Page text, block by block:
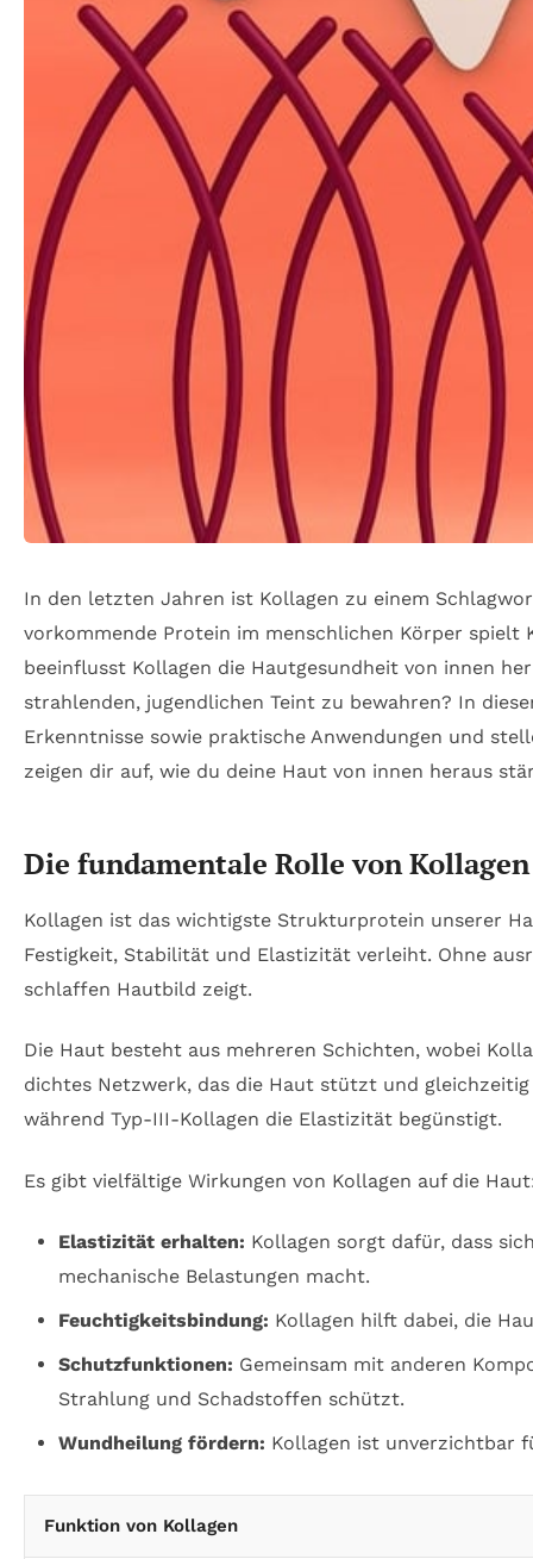
In den letzten Jahren ist Kollagen zu einem
vorkommende Protein im menschlichen Körper
beeinflusst Kollagen die Hautgesundheit von innen
strahlenden, jugendlichen Teint zu bewahren? In
Erkenntnisse sowie praktische Anwendungen und
zeigen dir auf, wie du deine Haut von innen heraus
Die fundamentale Rolle von
Kollagen ist das wichtigste Strukturprotein unserer
Festigkeit, Stabilität und Elastizität verleiht. Ohne
schlaffen Hautbild zeigt.
Die Haut besteht aus mehreren Schichten, wobei
dichtes Netzwerk, das die Haut stützt und
während Typ-III-Kollagen die Elastizität begünstigt.
Es gibt vielfältige Wirkungen von Kollagen auf die
Elastizität erhalten: Kollagen sorgt dafür, dass
mechanische Belastungen macht.
Feuchtigkeitsbindung: Kollagen hilft dabei, die
Schutzfunktionen: Gemeinsam mit anderen
Strahlung und Schadstoffen schützt.
Wundheilung fördern: Kollagen ist unverzichtbar
Funktion von Kollagen